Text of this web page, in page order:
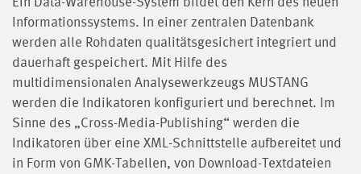
Informationssystems. In einer zentralen Datenbank
werden alle Rohdaten qualitätsgesichert integriert und
dauerhaft gespeichert. Mit Hilfe des
multidimensionalen Analysewerkzeugs MUSTANG
werden die Indikatoren konfiguriert und berechnet. Im
Sinne des „Cross-Media-Publishing“ werden die
Indikatoren über eine XML-Schnittstelle aufbereitet und
in Form von GMK-Tabellen, von Download-Textdateien